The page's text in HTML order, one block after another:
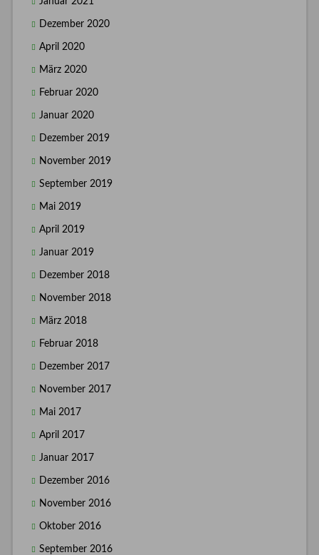
Dezember 2020
April 2020
März 2020
Februar 2020
Januar 2020
Dezember 2019
November 2019
September 2019
Mai 2019
April 2019
Januar 2019
Dezember 2018
November 2018
März 2018
Februar 2018
Dezember 2017
November 2017
Mai 2017
April 2017
Januar 2017
Dezember 2016
November 2016
Oktober 2016
September 2016